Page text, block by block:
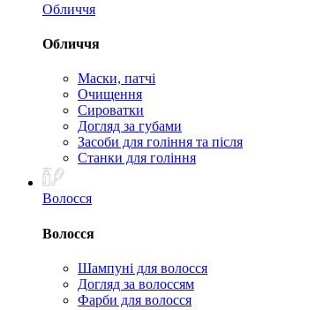
Обличчя
Обличчя
Маски, патчі
Очищення
Сироватки
Догляд за губами
Засоби для гоління та після
Станки для гоління
Волосся
Волосся
Шампуні для волосся
Догляд за волоссям
Фарби для волосся